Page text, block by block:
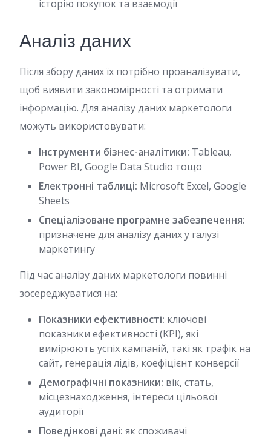
історію покупок та взаємодії
Аналіз даних
Після збору даних їх потрібно проаналізувати,
щоб виявити закономірності та отримати
інформацію. Для аналізу даних маркетологи
можуть використовувати:
Інструменти бізнес-аналітики: Tableau,
Power BI, Google Data Studio тощо
Електронні таблиці: Microsoft Excel, Google
Sheets
Спеціалізоване програмне забезпечення:
призначене для аналізу даних у галузі
маркетингу
Під час аналізу даних маркетологи повинні
зосереджуватися на:
Показники ефективності: ключові
показники ефективності (KPI), які
вимірюють успіх кампаній, такі як трафік на
сайт, генерація лідів, коефіцієнт конверсії
Демографічні показники: вік, стать,
місцезнаходження, інтереси цільової
аудиторії
Поведінкові дані: як споживачі